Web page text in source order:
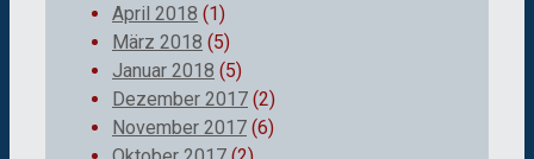
April 2018 (1)
März 2018 (5)
Januar 2018 (5)
Dezember 2017 (2)
November 2017 (6)